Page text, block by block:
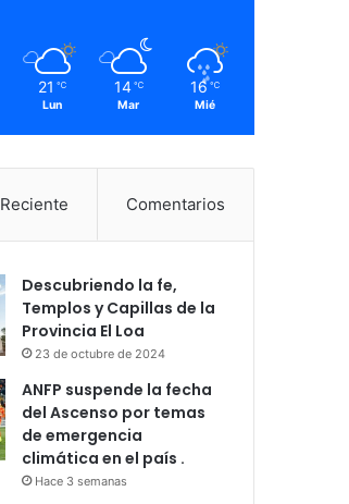
21 ℃
Lun
14 ℃
Mar
16 ℃
Mié
Reciente Comentarios
Descubriendo la fe,
Templos y Capillas de la
Provincia El Loa
23 de octubre de 2024
ANFP suspende la fecha
del Ascenso por temas
de emergencia
climática en el país .
Hace 3 semanas